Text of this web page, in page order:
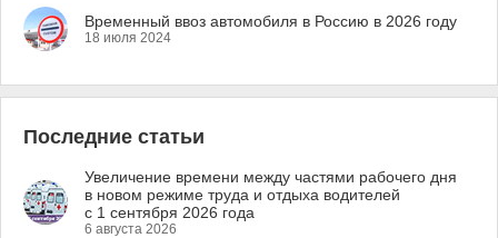
Временный ввоз автомобиля в Россию в 2026 году
18 июля 2024
Последние статьи
Увеличение времени между частями рабочего дня
в новом режиме труда и отдыха водителей
с 1 сентября 2026 года
6 августа 2026